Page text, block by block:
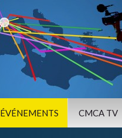
ÉVÉNEMENTS CMCA TV